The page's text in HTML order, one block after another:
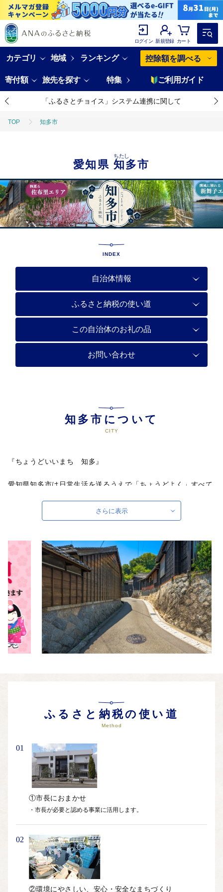
ログイン 新規登録 カート
カテゴリ 地域 ランキング 控除額を調べる
寄付額 旅先を探す 特集 ご利用ガイド
「ふるさとチョイス」システム連携に関して
TOP 知多市
愛知県知多市
ちたし
INDEX
自治体情報
ふるさと納税の使い道
この自治体のお礼の品
お問い合わせ
知多市について
『ちょうどいいまち 知多』
愛知県知多市は日常生活を送るうえで「ちょうどよく」すべて
豊かな自然に恵まれ、素晴らしい伝統や文化が息づき、名古屋
や中部国際空港へのアクセスもよいまち、都会と田舎のちょう
歴史と趣を感じる木綿の街である岡田エリア、色とりどりの四
季を感じる梅の名所がある佐布里エリア、美しい砂浜が広がる
知多市のシンボルスポットである新舞子エリアがあります。
知多市では、「あたらしく、知多らしく。梅香る わたしたち
の緑園都市」を将来像として掲げ、市民のみなさんが自然と調
和した快適な環境の中でいきいきと暮らし、まちづくりの主役
として活動できるまちを目指しています。
■■知多市ふるさと応援寄附金について■■
※返礼品の送付は、知多市外にお住まいの方に限らせていただ
※寄附につきましては、年度内の回数制限は現在設けておりま
※寄附の使途で⑨を選んだ場合は返礼品をお選びいただけませ
ん。あらかじめご了承下さい。
※繁忙期についてはお時間をいただく場合がございますのでご
了承ください。
【ワンストップ特例申請書の送付時期について】
ワンストップ特例申請書は、ご希望の方に受領証明書と共にお
さらに表示
ふるさと納税の使い道
Method
01
①市長におまかせ
・市長が必要と認める事業に活用します。
02
②環境にやさしい、安心・安全なまちづくり